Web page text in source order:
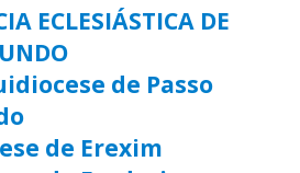
ECLESIÁSTICA DE
de Passo
de Erexim